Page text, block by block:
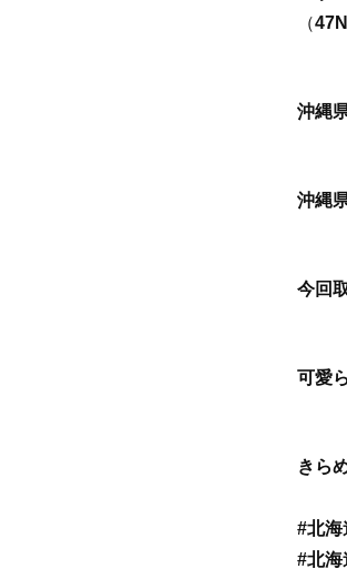
（
沖縄
沖縄
今回
可愛
きら
#北海
#北海